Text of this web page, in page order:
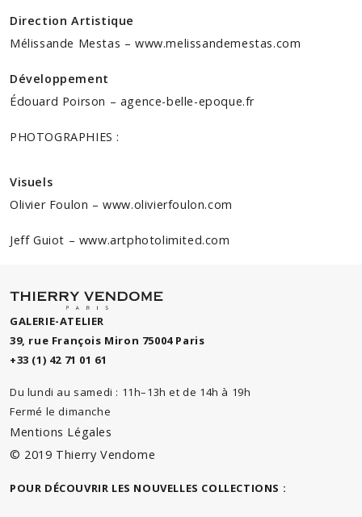
Direction Artistique
Mélissande Mestas – www.melissandemestas.com
Développement
Édouard Poirson – agence-belle-epoque.fr
PHOTOGRAPHIES :
Visuels
Olivier Foulon –www.olivierfoulon.com
Jeff Guiot – www.artphotolimited.com
GALERIE-ATELIER
39, rue François Miron 75004 Paris
+33 (1) 42 71 01 61
Du lundi au samedi : 11h–13h et de 14h à 19h
Fermé le dimanche
Mentions Légales
© 2019 Thierry Vendome
POUR DÉCOUVRIR LES NOUVELLES COLLECTIONS :